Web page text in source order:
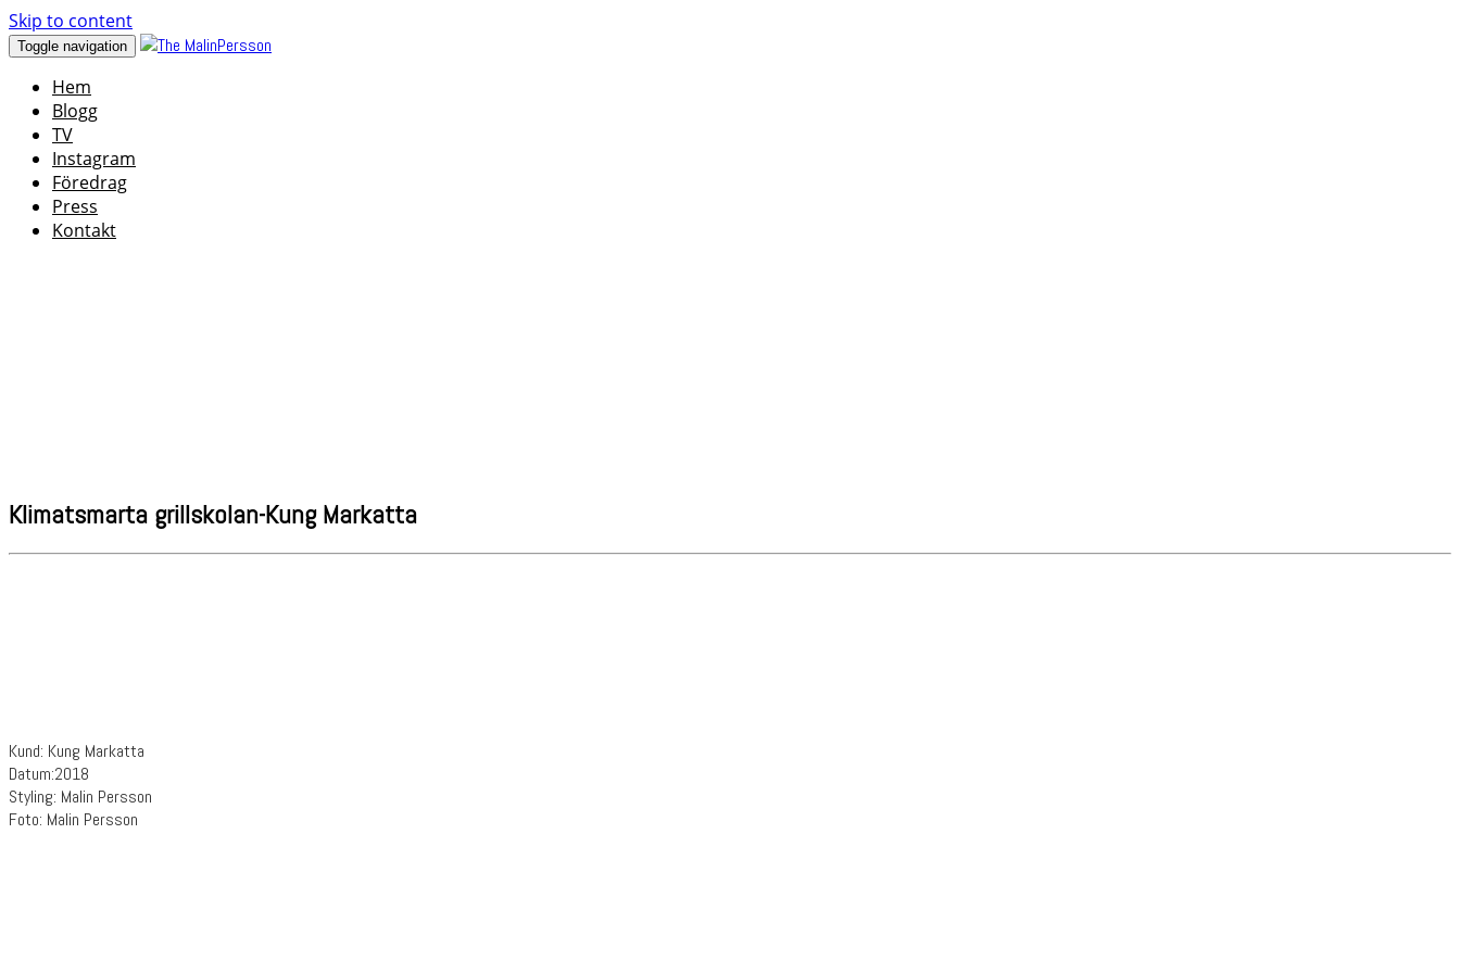
Skip to content
Toggle navigation
Hem
Blogg
TV
Instagram
Föredrag
Press
Kontakt
Klimatsmarta grillskolan-Kung Markatta
Kund: Kung Markatta
Datum:2018
Styling: Malin Persson
Foto: Malin Persson